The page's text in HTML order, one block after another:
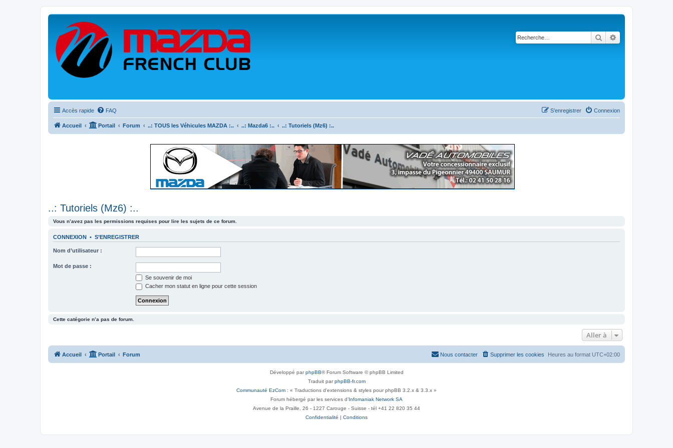
Rechercher
Accès rapide FAQ Connexion
S’enregistrer
Accueil Portail Forum ..: TOUS les Véhicules MAZDA :.. ..: Mazda6 :.. ..: Tutoriels (Mz6) :..
..: Tutoriels (Mz6) :..
Vous n’avez pas les permissions requises pour lire les sujets de ce forum.
CONNEXION • S’ENREGISTRER
Nom d’utilisateur :
Mot de passe :
Se souvenir de moi
Cacher mon statut en ligne pour cette session
Cette catégorie n’a pas de forum.
Aller à
Accueil Portail Forum Heures au format UTC+02:00
Supprimer les cookies
Nous contacter
Développé parphpBB® Forum Software © phpBB Limited
Traduit parphpBB-fr.com
Communauté EzCom : « Traductions d'extensions & styles pour phpBB 3.2.x & 3.3.x »
Forum hébergé par les services d’Infomaniak Network SA
Avenue de la Praille, 26 - 1227 Carouge - Suisse - tél +41 22 820 35 44
Confidentialité | Conditions